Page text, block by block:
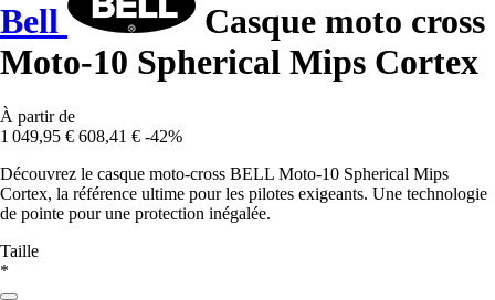
Bell
Casque moto cross
Moto-10 Spherical Mips Cortex
À partir de
1 049,95 € 608,41 € -42%
Découvrez le casque moto-cross BELL Moto-10 Spherical Mips
Cortex, la référence ultime pour les pilotes exigeants. Une technologie
de pointe pour une protection inégalée.
Taille
*